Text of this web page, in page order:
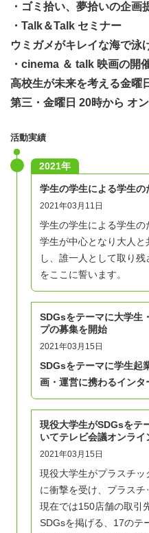
・ゴミ拾い、夢拾いの企画
・ Talk＆Talk セミナー
ウミガメがキレイな海で泳
・cinema ＆ talk 映画の開
高校生が未来を考える金曜
第三・金曜日 20時から オ
活動実績
2021年
学生の学生による学生の
2021年03月11日
学生の学生による学生の
学生が中心となり大人
し、誰一人として取り
をここに誓います。
SDGsをテーマに大学生
プの募集を開始
2021年03月15日
SDGsをテーマに学生起
画・運営に携わるインタ
現役大学生がSDGsをテ
いてテレビ会議オンライ
2021年03月15日
現役大学生がプラスチ
に衝撃を受け、プラスチ
現在では150店舗の取引
SDGsを掲げる、17のテ